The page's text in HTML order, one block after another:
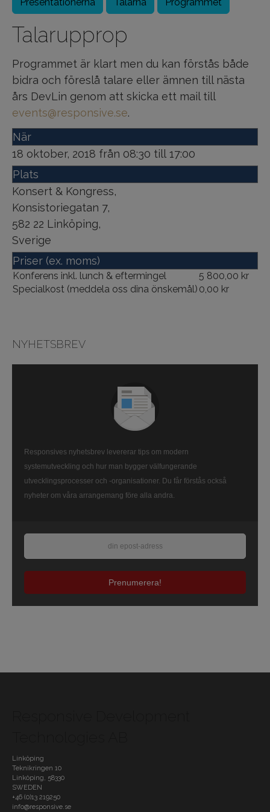
Talarupprop
Programmet är klart men du kan förstås både
bidra och föreslå talare eller ämnen till nästa
års DevLin genom att skicka ett mail till
events@responsive.se.
När
18 oktober, 2018 från 08:30 till 17:00
Plats
Konsert & Kongress,
Konsistoriegatan 7,
582 22 Linköping,
Sverige
Priser (ex. moms)
Konferens inkl. lunch & eftermingel
5 800,00 kr
Specialkost (meddela oss dina önskemål) 0,00 kr
NYHETSBREV
Responsives nyhetsbrev levererar tips om modern
systemutveckling och hur man bygger välfungerande
utvecklingsprocesser och -organisationer. Du får förstås också
nyheter om våra arrangemang före alla andra.
Prenumerera!
Linköping
Teknikringen 10
Linköping, 58330
SWEDEN
+46 (0)13 219250
info@responsive.se